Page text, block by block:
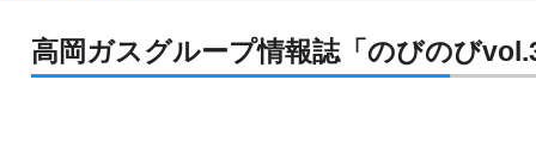
高岡ガスグループ情報誌「のびのび